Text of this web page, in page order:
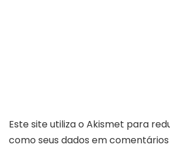
Este site utiliza o Akismet para
como seus dados em